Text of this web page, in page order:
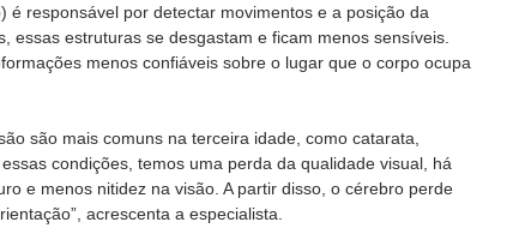
é responsável por detectar movimentos e a posição da
essas estruturas se desgastam e ficam menos sensíveis.
menos confiáveis sobre o lugar que o corpo ocupa
são mais comuns na terceira idade, como catarata,
condições, temos uma perda da qualidade visual, há
e menos nitidez na visão. A partir disso, o cérebro perde
acrescenta a especialista.